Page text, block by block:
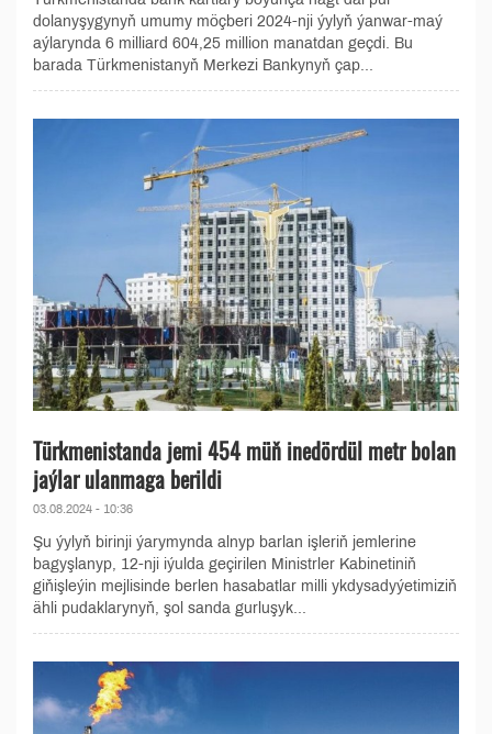
dolanyşygynyň umumy möçberi 2024-nji ýylyň ýanwar-maý
aýlarynda 6 milliard 604,25 million manatdan geçdi. Bu
barada Türkmenistanyň Merkezi Bankynyň çap...
Türkmenistanda jemi 454 müň inedördül metr bolan
jaýlar ulanmaga berildi
03.08.2024 - 10:36
Şu ýylyň birinji ýarymynda alnyp barlan işleriň jemlerine
bagyşlanyp, 12-nji iýulda geçirilen Ministrler Kabinetiniň
giňişleýin mejlisinde berlen hasabatlar milli ykdysadyýetimiziň
ähli pudaklarynyň, şol sanda gurluşyk...